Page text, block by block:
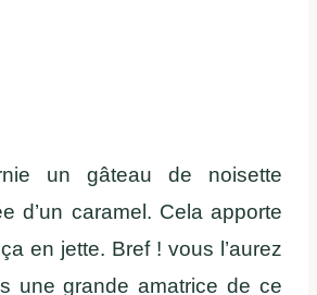
un gâteau de noisette
d’un caramel. Cela apporte
en jette. Bref ! vous l’aurez
une grande amatrice de ce